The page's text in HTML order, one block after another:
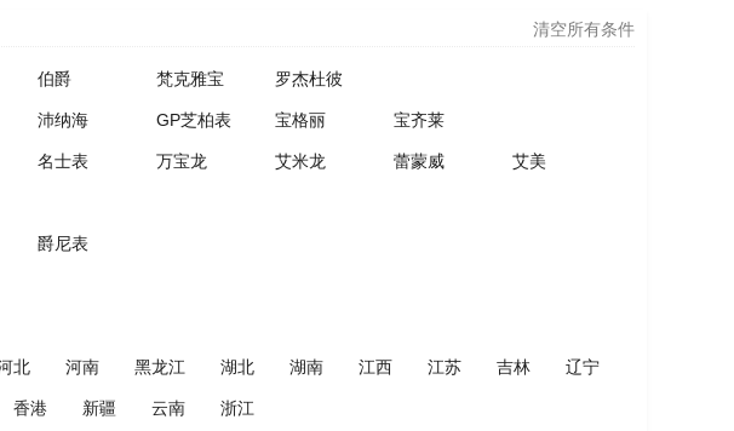
清空所有条件
伯爵 梵克雅宝 罗杰杜彼
沛纳海 GP芝柏表 宝格丽 宝齐莱
名士表 万宝龙 艾米龙 蕾蒙威 艾美
爵尼表
北 河南 黑龙江 湖北 湖南 江西 江苏 吉林 辽宁
香港 新疆 云南 浙江